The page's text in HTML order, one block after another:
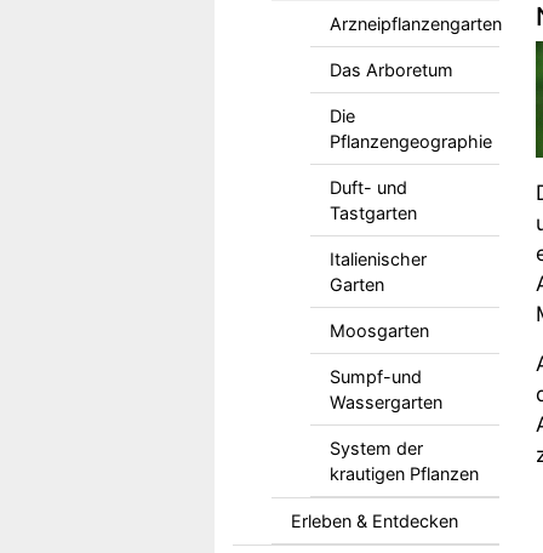
Arzneipflanzengarten
Das Arboretum
Die
Pflanzengeographie
Duft- und
Tastgarten
Italienischer
Garten
Moosgarten
Sumpf-und
Wassergarten
System der
krautigen Pflanzen
Erleben & Entdecken